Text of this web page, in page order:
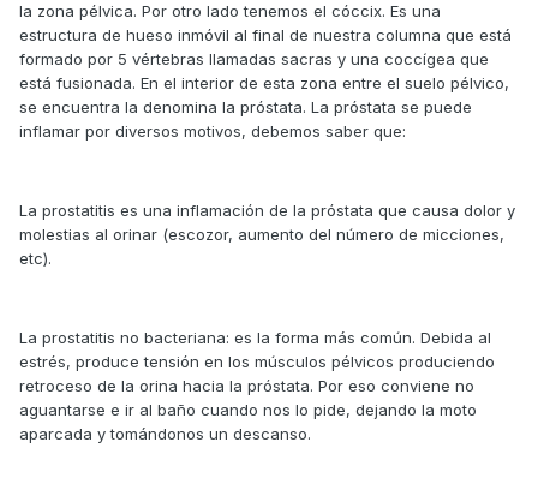
la zona pélvica. Por otro lado tenemos el cóccix. Es una
estructura de hueso inmóvil al final de nuestra columna que está
formado por 5 vértebras llamadas sacras y una coccígea que
está fusionada. En el interior de esta zona entre el suelo pélvico,
se encuentra la denomina la próstata. La próstata se puede
inflamar por diversos motivos, debemos saber que:
La prostatitis es una inflamación de la próstata que causa dolor y
molestias al orinar (escozor, aumento del número de micciones,
etc).
La prostatitis no bacteriana: es la forma más común. Debida al
estrés, produce tensión en los músculos pélvicos produciendo
retroceso de la orina hacia la próstata. Por eso conviene no
aguantarse e ir al baño cuando nos lo pide, dejando la moto
aparcada y tomándonos un descanso.